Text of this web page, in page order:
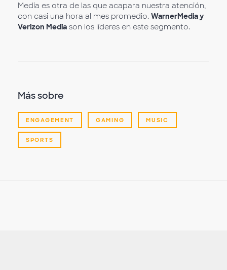
Media es otra de las que acapara nuestra atención,
con casi una hora al mes promedio. WarnerMedia y
Verizon Media son los líderes en este segmento.
Más sobre
ENGAGEMENT GAMING MUSIC
SPORTS